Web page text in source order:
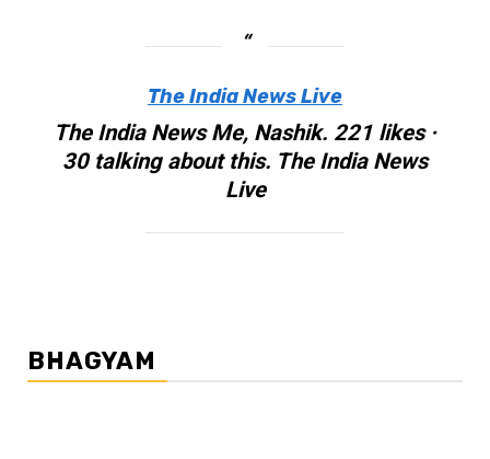
The India News Live
The India News Me, Nashik. 221 likes ·
30 talking about this. The India News
Live
BHAGYAM